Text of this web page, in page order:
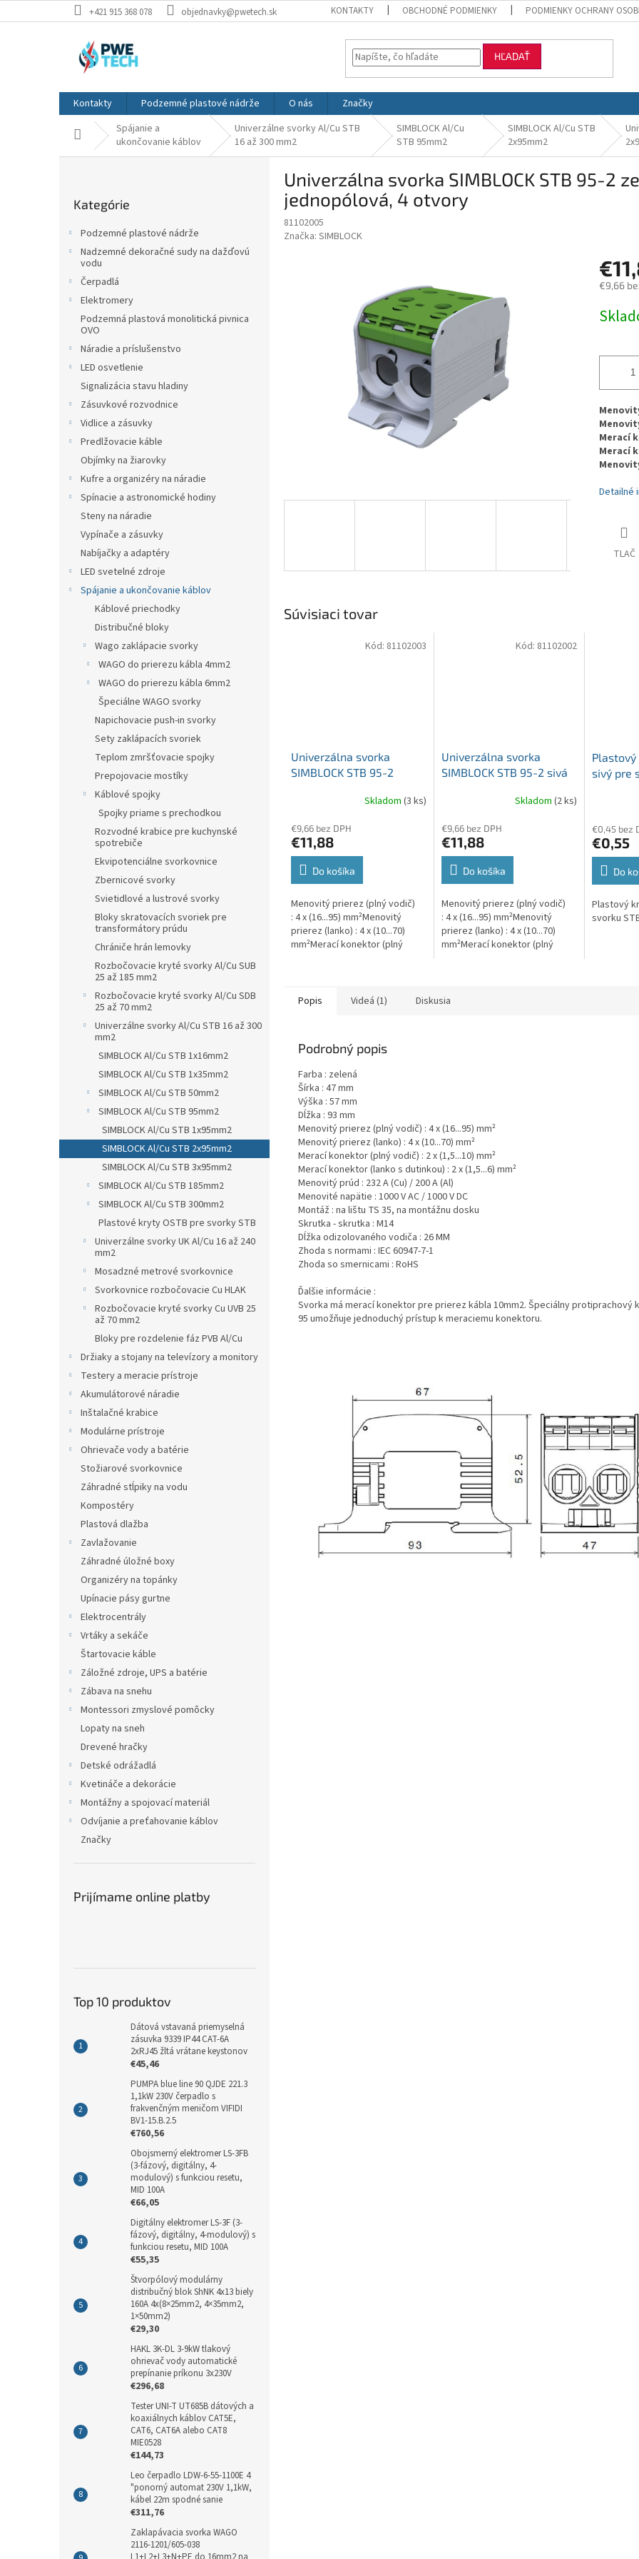
na
+421 915 368 078 objednavky@pwetech.sk KONTAKTY OBCHODNÉ PODMIENKY PODMIENKY OCHRANY
HĽADAŤ
Kontakty Podzemné plastové nádrže O nás Značky
DomovSpájanie a
ukončovanie káblov
Univerzálne svorky Al/Cu STB
16 až 300 mm2
SIMBLOCK Al/Cu
STB 95mm2
SIMBLOCK Al/Cu STB
2x95mm2
kategórie
Kategórie
Podzemné plastové nádrže
Nadzemné dekoračné sudy na dažďovú
vodu
Čerpadlá
Elektromery
Podzemná plastová monolitická pivnica
OVO
Náradie a príslušenstvo
LED osvetlenie
Signalizácia stavu hladiny
Zásuvkové rozvodnice
Vidlice a zásuvky
Predlžovacie káble
Objímky na žiarovky
Kufre a organizéry na náradie
Spínacie a astronomické hodiny
Steny na náradie
Vypínače a zásuvky
Nabíjačky a adaptéry
LED svetelné zdroje
Spájanie a ukončovanie káblov
Káblové priechodky
Distribučné bloky
Wago zaklápacie svorky
WAGO do prierezu kábla 4mm2
WAGO do prierezu kábla 6mm2
Špeciálne WAGO svorky
Napichovacie push-in svorky
Sety zaklápacích svoriek
Teplom zmršťovacie spojky
Prepojovacie mostíky
Káblové spojky
Spojky priame s prechodkou
Rozvodné krabice pre kuchynské
spotrebiče
Ekvipotenciálne svorkovnice
Zbernicové svorky
Svietidlové a lustrové svorky
Bloky skratovacích svoriek pre
transformátory prúdu
Chrániče hrán lemovky
Rozbočovacie kryté svorky Al/Cu SUB
25 až 185 mm2
Rozbočovacie kryté svorky Al/Cu SDB
25 až 70 mm2
Univerzálne svorky Al/Cu STB 16 až 300
mm2
SIMBLOCK Al/Cu STB 1x16mm2
SIMBLOCK Al/Cu STB 1x35mm2
SIMBLOCK Al/Cu STB 50mm2
SIMBLOCK Al/Cu STB 95mm2
SIMBLOCK Al/Cu STB 1x95mm2
SIMBLOCK Al/Cu STB 2x95mm2
SIMBLOCK Al/Cu STB 3x95mm2
SIMBLOCK Al/Cu STB 185mm2
SIMBLOCK Al/Cu STB 300mm2
Plastové kryty OSTB pre svorky STB
Univerzálne svorky UK Al/Cu 16 až 240
mm2
Mosadzné metrové svorkovnice
Svorkovnice rozbočovacie Cu HLAK
Rozbočovacie kryté svorky Cu UVB 25
až 70 mm2
Bloky pre rozdelenie fáz PVB Al/Cu
Držiaky a stojany na televízory a monitory
Testery a meracie prístroje
Akumulátorové náradie
Inštalačné krabice
Modulárne prístroje
Ohrievače vody a batérie
Stožiarové svorkovnice
Záhradné stĺpiky na vodu
Kompostéry
Plastová dlažba
Zavlažovanie
Záhradné úložné boxy
Organizéry na topánky
Upínacie pásy gurtne
Elektrocentrály
Vrtáky a sekáče
Štartovacie káble
Záložné zdroje, UPS a batérie
Zábava na snehu
Montessori zmyslové pomôcky
Lopaty na sneh
Drevené hračky
Detské odrážadlá
Kvetináče a dekorácie
Montážny a spojovací materiál
Odvíjanie a preťahovanie káblov
Značky
Prijímame online platby
Top 10 produktov
Dátová vstavaná priemyselná
zásuvka 9339 IP44 CAT-6A
2xRJ45 žltá vrátane keystonov
€45,46
PUMPA blue line 90 QJDE 221.3
1,1kW 230V čerpadlo s
frakvenčným meničom VIFIDI
BV1-15.B.2.5
€760,56
Obojsmerný elektromer LS-3FB
(3-fázový, digitálny, 4-
modulový) s funkciou resetu,
MID 100A
€66,05
Digitálny elektromer LS-3F (3-
fázový, digitálny, 4-modulový) s
funkciou resetu, MID 100A
€55,35
Štvorpólový modulárny
distribučný blok ShNK 4x13 biely
160A 4x(8×25mm2, 4×35mm2,
1×50mm2)
€29,30
HAKL 3K-DL 3-9kW tlakový
ohrievač vody automatické
prepínanie príkonu 3x230V
€296,68
Tester UNI-T UT685B dátových a
koaxiálnych káblov CAT5E,
CAT6, CAT6A alebo CAT8
MIE0528
€144,73
Leo čerpadlo LDW-6-55-1100E 4
"ponorný automat 230V 1,1kW,
kábel 22m spodné sanie
€311,76
Zaklapávacia svorka WAGO
2116-1201/605-038
Univerzálna svorka SIMBLOCK STB 95-2
jednopólová, 4 otvory
81102005
Značka: SIMBLOCK
€9,66
cena:
Merací
Merací
Detailné
TLAČ
Súvisiaci tovar
Univerzálna svorka
SIMBLOCK STB 95-2
jednopólová, 4 otvory
Skladom (3 ks)
€9,66 bez DPH
€11,88
Do košíka
Menovitý prierez (plný vodič)
: 4 x (16...95) mm²Menovitý
prierez (lanko) : 4 x (10...70)
mm²Merací konektor (plný
Kód: 81102003
Univerzálna svorka
SIMBLOCK STB 95-2 sivá
jednopólová, 4 otvory
Skladom (2 ks)
€9,66 bez DPH
€11,88
Do košíka
Menovitý prierez (plný vodič)
: 4 x (16...95) mm²Menovitý
prierez (lanko) : 4 x (10...70)
mm²Merací konektor (plný
Kód: 81102002
Plastový
sivý pre
€0,45 bez
€0,55
Do
Plastový
svorku
Popis Videá (1) Diskusia
Podrobný popis
Farba : zelená
Šírka : 47 mm
Výška : 57 mm
Dĺžka : 93 mm
Menovitý prierez (plný vodič) : 4 x (16...95) mm²
Menovitý prierez (lanko) : 4 x (10...70) mm²
Merací konektor (plný vodič) : 2 x (1,5...10) mm²
Merací konektor (lanko s dutinkou) : 2 x (1,5...6) mm²
Menovitý prúd : 232 A (Cu) / 200 A (Al)
Menovité napätie : 1000 V AC / 1000 V DC
Montáž : na lištu TS 35, na montážnu dosku
Skrutka - skrutka : M14
Dĺžka odizolovaného vodiča : 26 MM
Zhoda s normami : IEC 60947-7-1
Zhoda so smernicami : RoHS
Ďalšie informácie :
Svorka má merací konektor pre prierez kábla 10mm2. Špeciálny protiprachový
95 umožňuje jednoduchý prístup k meraciemu konektoru.